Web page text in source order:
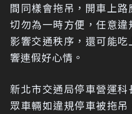
間同樣會拖吊，開車上路
切勿為一時方便，任意
影響交通秩序，還可能
響連假好心情。
新北市交通局停車營運
眾車輛如違規停車被拖